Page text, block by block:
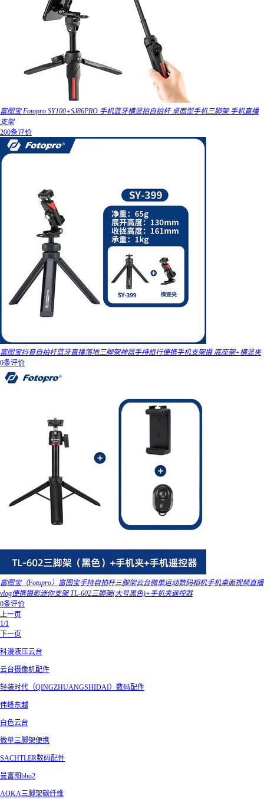
富图宝 Fotopro SY100+SJ86PRO 手机蓝牙横竖拍自拍杆 桌面型手机三脚架 手机直播
支架
200条评价
富图宝抖音自拍杆蓝牙直播落地三脚架神器手持旅行便携手机支架摄 底座架+横竖夹
0条评价
富图宝（Fotopro）富图宝手持自拍杆三脚架云台微单运动数码相机手机桌面视频直播
vlog便携摄影迷你支架 TL-602三脚架(大号黑色)+手机夹遥控器
0条评价
上一页
1/1
下一页
科漫液压云台
云台摄像机配件
轻装时代（QINGZHUANGSHIDAI）数码配件
伟峰东越
白色云台
微单三脚架便携
SACHTLER数码配件
曼富图bhq2
AOKA三脚架碳纤维